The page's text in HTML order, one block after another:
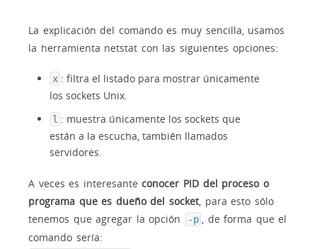
La explicación del comando es muy sencilla, usamos
la herramienta netstat con las siguientes opciones:
x : filtra el listado para mostrar únicamente
los sockets Unix.
l : muestra únicamente los sockets que
están a la escucha, también llamados
servidores.
A veces es interesanteconocer PID del proceso o
programa que es dueño del socket, para esto sólo
tenemos que agregar la opción
-p , de forma que el
comando sería: